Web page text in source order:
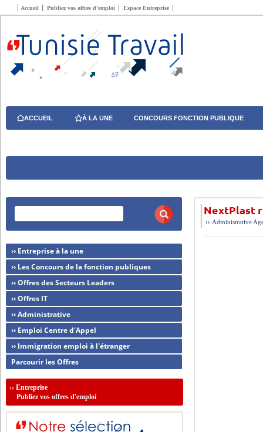
Accueil Publiez vos offres d’emploi Espace Entreprise
ACCUEIL À LA UNE CONCOURS FONCTION PUBLIQUE
NextPlast
›› Administrative
›› Entreprise à la une
›› Les Concours de la fonction publiques
›› Offres des Secteurs Leaders
›› Offres IT
›› Administrative
›› Emploi Centre d'Appel
›› Immigration emploi à l'étranger
Parcourir les Offres
››Entreprise
Publiez vos offres d'emploi